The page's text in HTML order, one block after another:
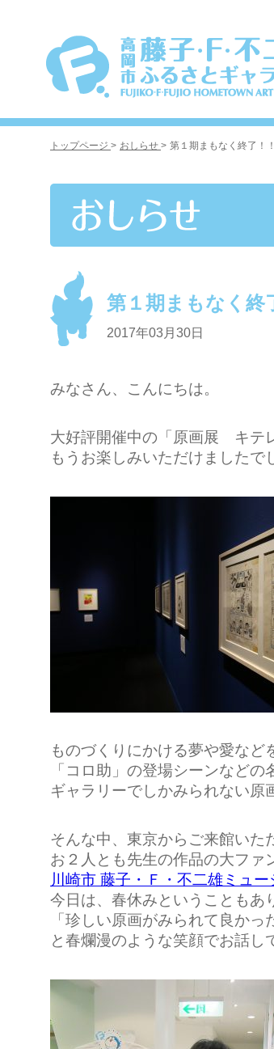
トップページ > おしらせ > 第１期まもなく終了！
第１期まもなく終
2017年03月30日
みなさん、こんにちは。
大好評開催中の「原画展 キテ
もうお楽しみいただけましたで
ものづくりにかける夢や愛など
「コロ助」の登場シーンなど
ギャラリーでしかみられない原
そんな中、東京からご来館いた
お２人とも先生の作品の大ファ
川崎市 藤子・Ｆ・不二雄ミュー
今日は、春休みということもあ
「珍しい原画がみられて良かっ
と春爛漫のような笑顔でお話し